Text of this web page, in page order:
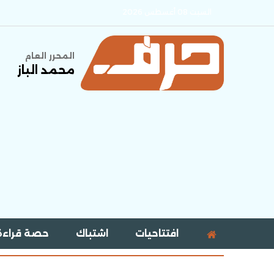
المحرر العام
محمد الباز
افتتاحيات اشتباك حصة